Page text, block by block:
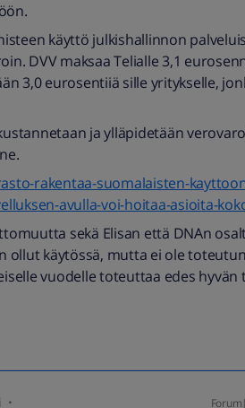
käyttö julkishallinnon
DVV maksaa Telialle 3,1
3,0 eurosentiiä sille yritykselle,
ja ylläpidetään
rakentaa-suomalaisten-
avulla-voi-hoitaa-asioita-
sekä Elisan että DNAn
ollut käytössä, mutta ei ole
vuodelle toteuttaa edes hyvän